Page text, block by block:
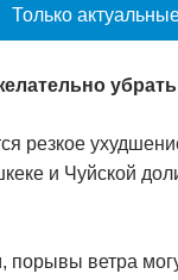
Только
резкое
и Чуйской
ветра